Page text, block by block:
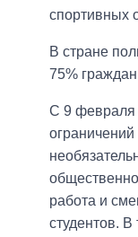
спортивных
В стране
75%
С 9 февраля
работа и
студентов.